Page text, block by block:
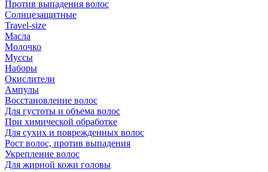
Против выпадения волос
Солнцезащитные
Travel-size
Масла
Молочко
Муссы
Наборы
Окислители
Ампулы
Восстановление волос
Для густоты и объема волос
При химической обработке
Для сухих и поврежденных волос
Рост волос, против выпадения
Укрепление волос
Для жирной кожи головы